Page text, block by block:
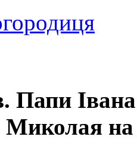
Папи
Миколая на